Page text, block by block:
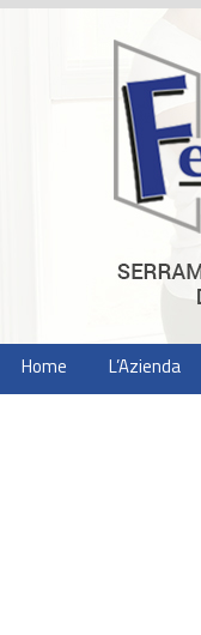
Home L’Azienda